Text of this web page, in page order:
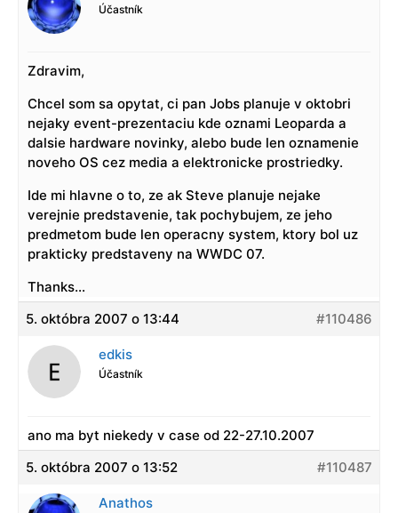
Účastník
Zdravim,
Chcel som sa opytat, ci pan Jobs planuje v oktobri
nejaky event-prezentaciu kde oznami Leoparda a
dalsie hardware novinky, alebo bude len oznamenie
noveho OS cez media a elektronicke prostriedky.
Ide mi hlavne o to, ze ak Steve planuje nejake
verejnie predstavenie, tak pochybujem, ze jeho
predmetom bude len operacny system, ktory bol uz
prakticky predstaveny na WWDC 07.
Thanks…
5. októbra 2007 o 13:44
#110486
edkis
Účastník
ano ma byt niekedy v case od 22-27.10.2007
5. októbra 2007 o 13:52
#110487
Anathos